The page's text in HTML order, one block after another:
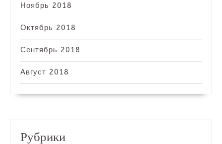
Ноябрь 2018
Октябрь 2018
Сентябрь 2018
Август 2018
Рубрики